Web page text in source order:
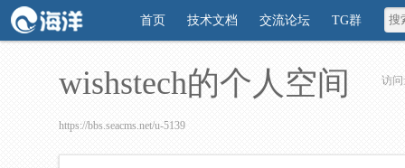
首页 技术文档 交流论坛 TG群
wishstech的个人空间 访
https://bbs.seacms.net/u-5139